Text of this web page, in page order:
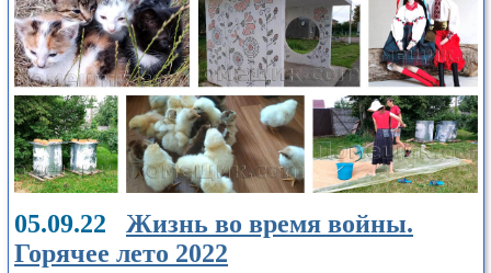
05.09.22 Жизнь во время войны.
Горячее лето 2022